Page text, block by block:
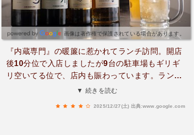
画像は著作権で保護されている場合があります。
『内蔵専門』の暖簾に惹かれてランチ訪問。開店
後10分位で入店しましたが9台の駐車場もギリギ
リ空いてる位で、店内も賑わっています。ランチ
メニューも色々有りますが、ここはやはり内蔵ミ
▼ 続きを読む
2025/12/27(土) 出典:www.google.com